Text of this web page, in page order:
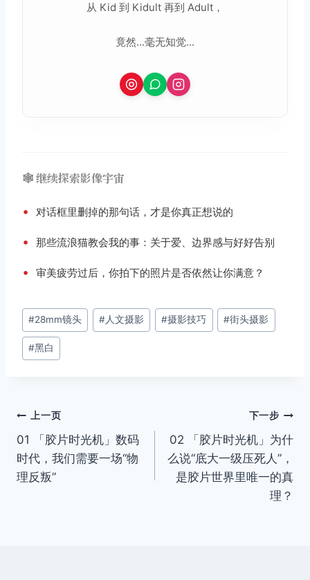
从 Kid 到 Kidult 再到 Adult，
竟然...毫无知觉...
🕸️ 继续探索影像宇宙
• 对话框里删掉的那句话，才是你真正想说的
• 那些流浪猫教会我的事：关于爱、边界感与好好告别
• 审美疲劳过后，你拍下的照片是否依然让你满意？
文
章
标
#28mm镜头 #人文摄影 #摄影技巧 #街头摄影
#黑白
文
章
导
上一页
01 「胶片时光机」数码
时代，我们需要一场“物
理反叛”
下一步
02 「胶片时光机」为什
么说“底大一级压死人”，
是胶片世界里唯一的真
理？